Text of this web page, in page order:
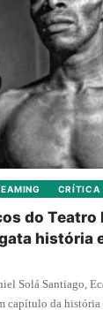
CRÍTICA
do
história
Solá Santiago,
capítulo da